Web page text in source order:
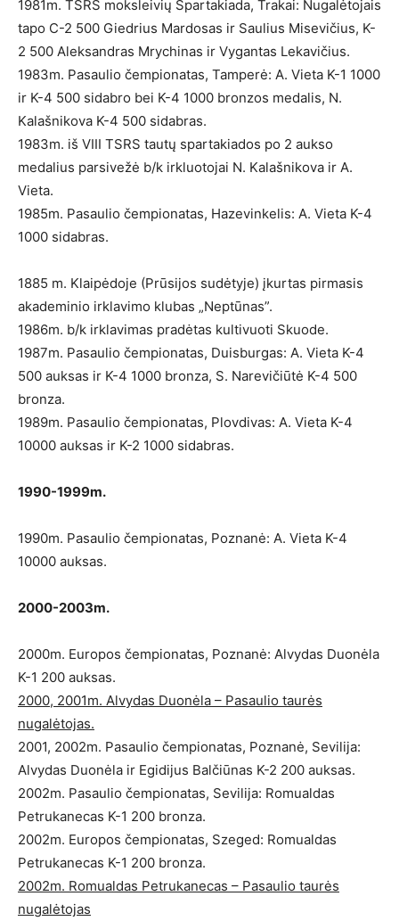
1981m. TSRS moksleivių Spartakiada, Trakai: Nugalėtojais
tapo C-2 500 Giedrius Mardosas ir Saulius Misevičius, K-
2 500 Aleksandras Mrychinas ir Vygantas Lekavičius.
1983m. Pasaulio čempionatas, Tamperė: A. Vieta K-1 1000
ir K-4 500 sidabro bei K-4 1000 bronzos medalis, N.
Kalašnikova K-4 500 sidabras.
1983m. iš VIII TSRS tautų spartakiados po 2 aukso
medalius parsivežė b/k irkluotojai N. Kalašnikova ir A.
Vieta.
1985m. Pasaulio čempionatas, Hazevinkelis: A. Vieta K-4
1000 sidabras.
1885 m. Klaipėdoje (Prūsijos sudėtyje) įkurtas pirmasis
akademinio irklavimo klubas „Neptūnas”.
1986m. b/k irklavimas pradėtas kultivuoti Skuode.
1987m. Pasaulio čempionatas, Duisburgas: A. Vieta K-4
500 auksas ir K-4 1000 bronza, S. Narevičiūtė K-4 500
bronza.
1989m. Pasaulio čempionatas, Plovdivas: A. Vieta K-4
10000 auksas ir K-2 1000 sidabras.
1990-1999m.
1990m. Pasaulio čempionatas, Poznanė: A. Vieta K-4
10000 auksas.
2000-2003m.
2000m. Europos čempionatas, Poznanė: Alvydas Duonėla
K-1 200 auksas.
2000, 2001m. Alvydas Duonėla – Pasaulio taurės
nugalėtojas.
2001, 2002m. Pasaulio čempionatas, Poznanė, Sevilija:
Alvydas Duonėla ir Egidijus Balčiūnas K-2 200 auksas.
2002m. Pasaulio čempionatas, Sevilija: Romualdas
Petrukanecas K-1 200 bronza.
2002m. Europos čempionatas, Szeged: Romualdas
Petrukanecas K-1 200 bronza.
2002m. Romualdas Petrukanecas – Pasaulio taurės
nugalėtojas